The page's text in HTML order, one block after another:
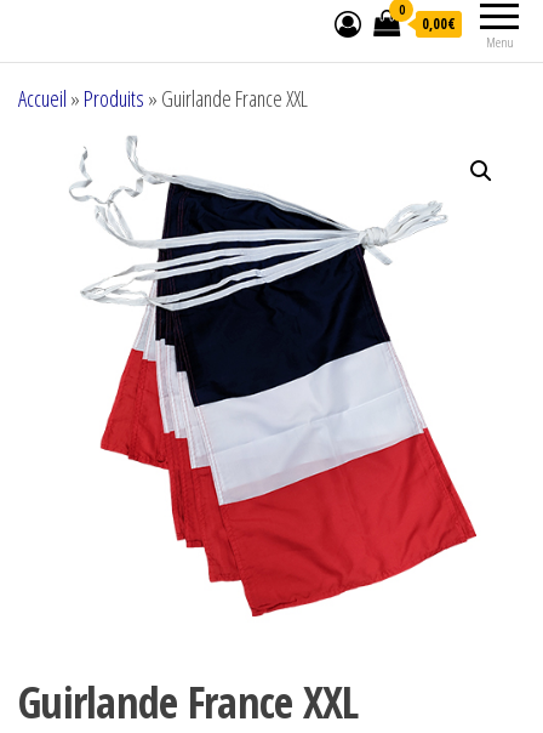
Menu
0
0,00€
Accueil » Produits » Guirlande France XXL
Guirlande France XXL